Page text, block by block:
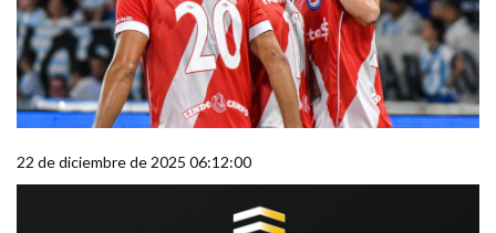
22 de diciembre de 2025 06:12:00